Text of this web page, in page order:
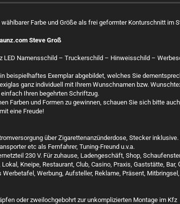
wählbarer Farbe und Größe als frei geformter Konturschnitt im
Steve Groß
LED Namensschild – Truckerschild – Hinweisschild –
beispielhaftes Exemplar abgebildet, welches Sie
ganz individuell mit Ihrem Wunschnamen bzw.
Ihren begehrten Schriftzug.
Farben und Formen zu gewinnen, schauen Sie sich bitte
eine Freude!
über Zigarettenanzünderdose, Stecker
etc als Fernfahrer, Tuning-Freund u.v.a.
230 V. Für zuhause, Ladengeschäft, Shop,
Kneipe, Restaurant, Club, Casino, Praxis, Gaststätte, Bar,
Werbetafel, Werbung, Aufsteller, Reklame, Präsent,
oder zweilochgebohrt zur unkomplizierten Montage im Kfz